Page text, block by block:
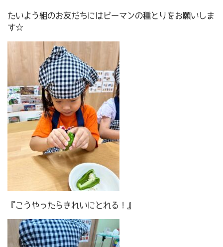
たいよう組のお友だちにはピーマンの種とりをお願いしま
す☆
『こうやったらきれいにとれる！』